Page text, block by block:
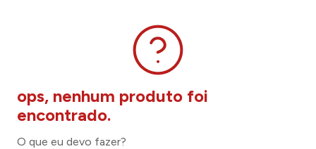
O que eu devo fazer?